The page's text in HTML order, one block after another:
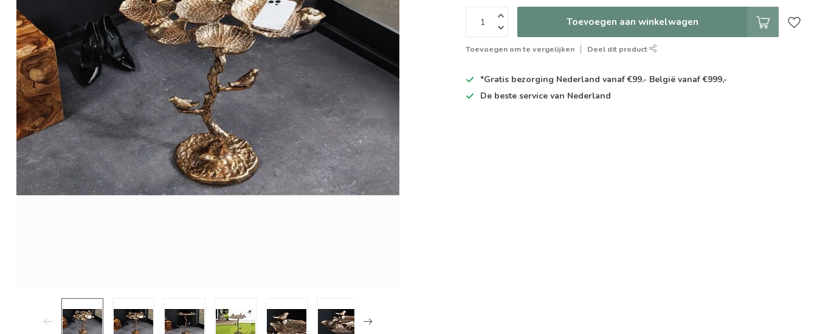
Toevoegen aan winkelwagen
Toevoegen om te vergelijken Deel dit product
*Gratis bezorging Nederland vanaf €99.- België vanaf €999,-
De beste service van Nederland